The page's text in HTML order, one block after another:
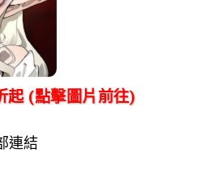
起 (點擊圖片前往)
連結